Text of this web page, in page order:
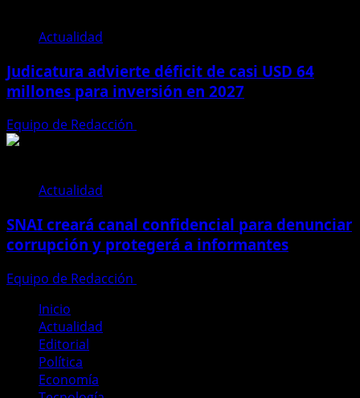
Actualidad
Judicatura advierte déficit de casi USD 64
millones para inversión en 2027
Equipo de Redacción
Actualidad
SNAI creará canal confidencial para denunciar
corrupción y protegerá a informantes
Equipo de Redacción
Inicio
Actualidad
Editorial
Política
Economía